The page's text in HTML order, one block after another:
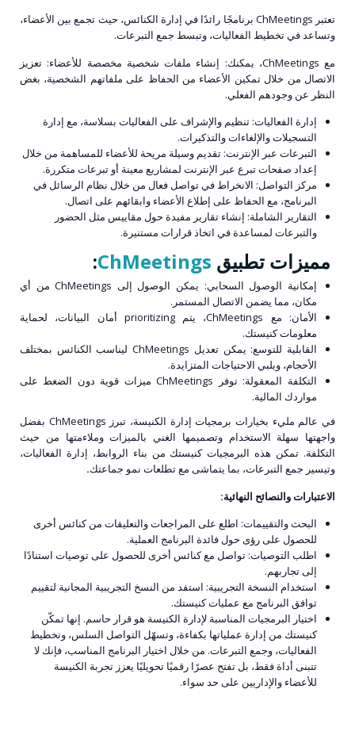
تعتبر ChMeetings برنامجًا رائدًا في إدارة الكنائس، حيث تجمع بين الأعضاء،
وتساعد في تخطيط الفعاليات، وتبسط جمع التبرعات.
مع ChMeetings، يمكنك: إنشاء ملفات شخصية مخصصة للأعضاء: تعزيز
الاتصال من خلال تمكين الأعضاء من الحفاظ على ملفاتهم الشخصية، بغض
النظر عن وجودهم الفعلي.
إدارة الفعاليات: تنظيم والإشراف على الفعاليات بسلاسة، مع إدارة
التسجيلات والإلغاءات والتذكيرات.
التبرعات عبر الإنترنت: تقديم وسيلة مريحة للأعضاء للمساهمة من خلال
إعداد صفحات تبرع عبر الإنترنت لمشاريع معينة أو تبرعات متكررة.
مركز التواصل: الانخراط في تواصل فعال من خلال نظام الرسائل في
البرنامج، مع الحفاظ على إطلاع الأعضاء وابقائهم على اتصال.
التقارير الشاملة: إنشاء تقارير مفيدة حول مقاييس مثل الحضور
والتبرعات لمساعدة في اتخاذ قرارات مستنيرة.
مميزات تطبيق ChMeetings
:
إمكانية الوصول السحابي: يمكن الوصول إلى ChMeetings من أي
مكان، مما يضمن الاتصال المستمر.
الأمان: مع ChMeetings، يتم prioritizing أمان البيانات، لحماية
معلومات كنيستك.
القابلية للتوسع: يمكن تعديل ChMeetings ليناسب الكنائس بمختلف
الأحجام، ويلبي الاحتياجات المتزايدة.
التكلفة المعقولة: توفر ChMeetings ميزات قوية دون الضغط على
مواردك المالية.
في عالم مليء بخيارات برمجيات إدارة الكنيسة، تبرز ChMeetings بفضل
واجهتها سهلة الاستخدام وتصميمها الغني بالميزات وملاءمتها من حيث
التكلفة. تمكن هذه البرمجيات كنيستك من بناء الروابط، إدارة الفعاليات،
وتيسير جمع التبرعات، بما يتماشى مع تطلعات نمو جماعتك.
الاعتبارات والنصائح النهائية:
البحث والتقييمات: اطلع على المراجعات والتعليقات من كنائس أخرى
للحصول على رؤى حول فائدة البرنامج العملية.
اطلب التوصيات: تواصل مع كنائس أخرى للحصول على توصيات استنادًا
إلى تجاربهم.
استخدام النسخة التجريبية: استفد من النسخ التجريبية المجانية لتقييم
توافق البرنامج مع عمليات كنيستك.
اختيار البرمجيات المناسبة لإدارة الكنيسة هو قرار حاسم. إنها تمكّن
كنيستك من إدارة عملياتها بكفاءة، وتسهّل التواصل السلس، وتخطيط
الفعاليات، وجمع التبرعات. من خلال اختيار البرنامج المناسب، فإنك لا
تتبنى أداة فقط، بل تفتح عصرًا رقميًا تحويليًا يعزز تجربة الكنيسة
للأعضاء والإداريين على حد سواء.